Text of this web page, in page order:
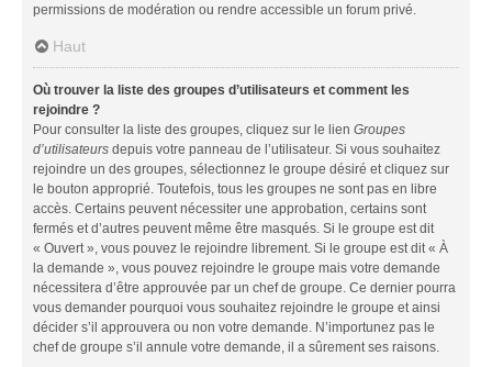
permissions de modération ou rendre accessible un forum privé.
Haut
Où trouver la liste des groupes d’utilisateurs et comment les
rejoindre ?
Pour consulter la liste des groupes, cliquez sur le lien Groupes
d’utilisateurs depuis votre panneau de l’utilisateur. Si vous souhaitez
rejoindre un des groupes, sélectionnez le groupe désiré et cliquez sur
le bouton approprié. Toutefois, tous les groupes ne sont pas en libre
accès. Certains peuvent nécessiter une approbation, certains sont
fermés et d’autres peuvent même être masqués. Si le groupe est dit
« Ouvert », vous pouvez le rejoindre librement. Si le groupe est dit « À
la demande », vous pouvez rejoindre le groupe mais votre demande
nécessitera d’être approuvée par un chef de groupe. Ce dernier pourra
vous demander pourquoi vous souhaitez rejoindre le groupe et ainsi
décider s’il approuvera ou non votre demande. N’importunez pas le
chef de groupe s’il annule votre demande, il a sûrement ses raisons.